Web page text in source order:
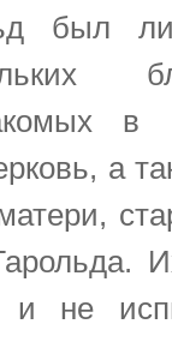
был
в
а
и не